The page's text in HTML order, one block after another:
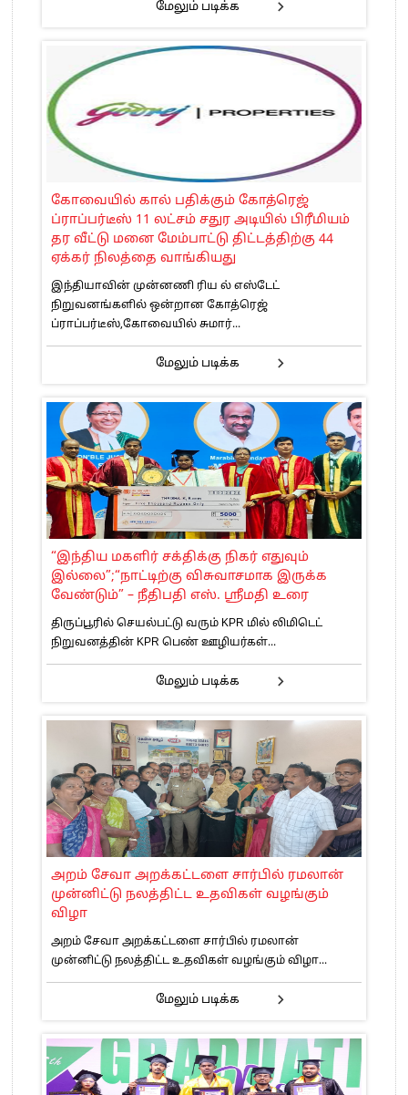
மேலும் படிக்க
கோவையில் கால் பதிக்கும் கோத்ரெஜ்
ப்ராப்பர்டீஸ் 11 லட்சம் சதுர அடியில் பிரீமியம்
தர வீட்டு மனை மேம்பாட்டு திட்டத்திற்கு 44
ஏக்கர் நிலத்தை வாங்கியது
இந்தியாவின் முன்னணி ரிய ல் எஸ்டேட்
நிறுவனங்களில் ஒன்றான கோத்ரெஜ்
ப்ராப்பர்டீஸ்,கோவையில் சுமார்...
மேலும் படிக்க
“இந்திய மகளிர் சக்திக்கு நிகர் எதுவும்
இல்லை”;“நாட்டிற்கு விசுவாசமாக இருக்க
வேண்டும்” – நீதிபதி எஸ். ஸ்ரீமதி உரை
திருப்பூரில் செயல்பட்டு வரும் KPR மில் லிமிடெட்
நிறுவனத்தின் KPR பெண் ஊழியர்கள்...
மேலும் படிக்க
அறம் சேவா அறக்கட்டளை சார்பில் ரமலான்
முன்னிட்டு நலத்திட்ட உதவிகள் வழங்கும்
விழா
அறம் சேவா அறக்கட்டளை சார்பில் ரமலான்
முன்னிட்டு நலத்திட்ட உதவிகள் வழங்கும் விழா...
மேலும் படிக்க